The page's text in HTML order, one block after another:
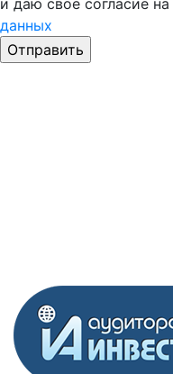
и даю своё согласие на
данных